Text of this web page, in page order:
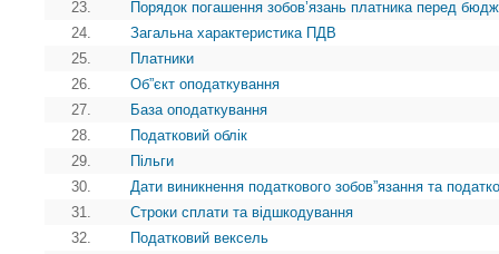
23.
Порядок погашення зобов’язань платника перед
24.
Загальна характеристика ПДВ
25.
Платники
26.
Об”єкт оподаткування
27.
База оподаткування
28.
Податковий облік
29.
Пільги
30.
Дати виникнення податкового зобов”язання та
31.
Строки сплати та відшкодування
32.
Податковий вексель